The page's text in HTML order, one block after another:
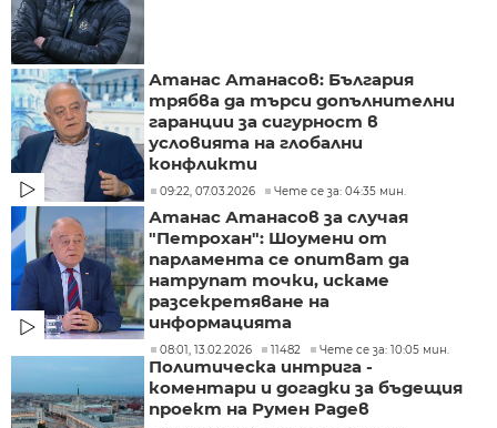
Атанас Атанасов: България
трябва да търси допълнителни
гаранции за сигурност в
условията на глобални
конфликти
09:22, 07.03.2026 Чете се за: 04:35 мин.
Атанас Атанасов за случая
"Петрохан": Шоумени от
парламента се опитват да
натрупат точки, искаме
разсекретяване на
информацията
08:01, 13.02.2026 11482 Чете се за: 10:05 мин.
Политическа интрига -
коментари и догадки за бъдещия
проект на Румен Радев